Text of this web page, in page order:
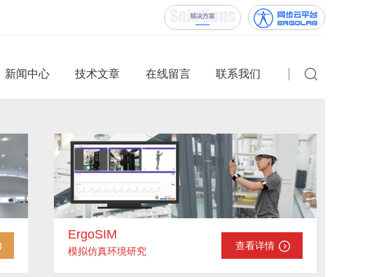
新闻中心 技术文章 在线留言 联系我们
ErgoSIM
模拟仿真环境研究 查看详情